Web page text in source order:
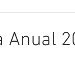
Anual